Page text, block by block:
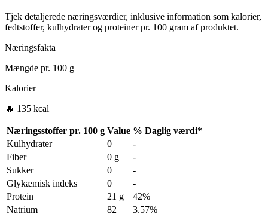
Tjek detaljerede næringsværdier, inklusive information som kalorier,
fedtstoffer, kulhydrater og proteiner pr. 100 gram af produktet.
Næringsfakta
Mængde pr. 100 g
Kalorier
🔥 135 kcal
Næringsstoffer pr. 100 g Value % Daglig værdi*
Kulhydrater
0
-
Fiber
0 g
-
Sukker
0
-
Glykæmisk indeks
0
-
Protein
21 g
42%
Natrium
82
3.57%